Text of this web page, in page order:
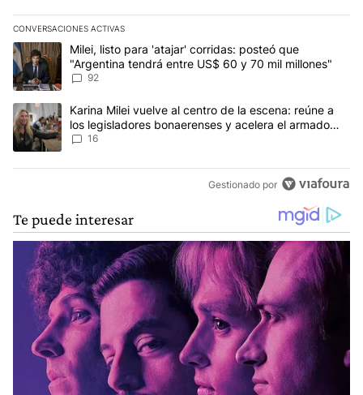
CONVERSACIONES ACTIVAS
Este listado muestra los artículos con más comentarios en los
Un artículo de tendencia con el título "Milei, listo para 'atajar'
Milei, listo para 'atajar' corridas: posteó que
"Argentina tendrá entre US$ 60 y 70 mil millones"
92
Un artículo de tendencia con el título "Karina Milei vuelve al
Karina Milei vuelve al centro de la escena: reúne a
los legisladores bonaerenses y acelera el armado
para 2027
16
Gestionado por